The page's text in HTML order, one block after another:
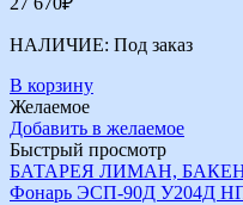
НАЛИЧИЕ: Под заказ
В корзину
Желаемое
Добавить в желаемое
Быстрый просмотр
БАТАРЕЯ ЛИМАН,
Фонарь ЭСП-90Д У204Д